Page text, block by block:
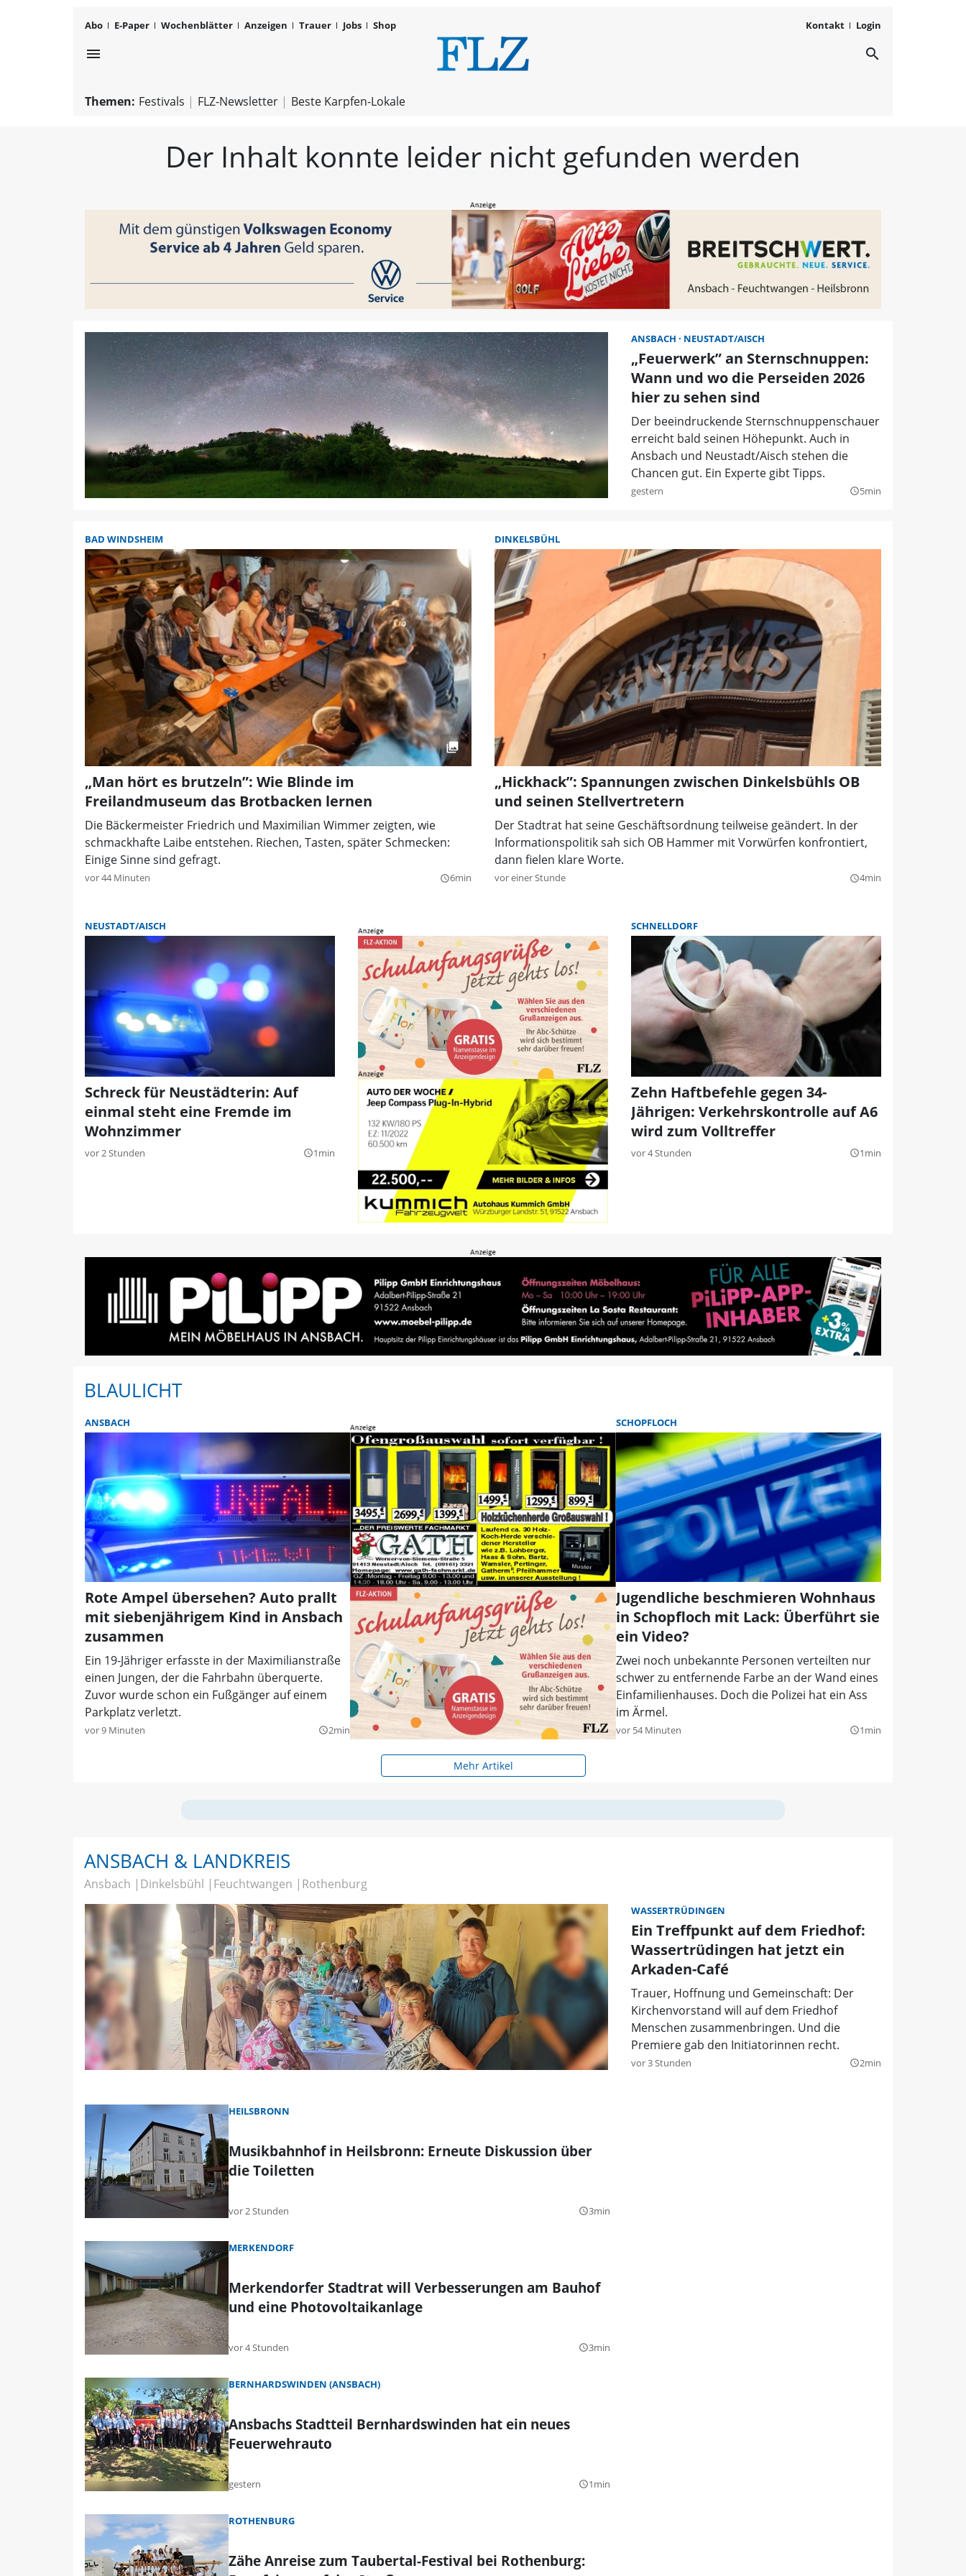
Abo E-Paper Wochenblätter Anzeigen Trauer Jobs Shop Kontakt Login
menu FLZ – Nachrichten aus search
Themen: Festivals FLZ-Newsletter Beste Karpfen-Lokale
Der Inhalt konnte leider nicht gefunden werden
ANSBACH NEUSTADT/AISCH
„Feuerwerk” an Sternschnuppen:
Wann und wo die Perseiden 2026
hier zu sehen sind
Der beeindruckende Sternschnuppenschauer
erreicht bald seinen Höhepunkt. Auch in
Ansbach und Neustadt/Aisch stehen die
Chancen gut. Ein Experte gibt Tipps.
gestern query_builder5min
BAD WINDSHEIM
„Man hört es brutzeln”: Wie Blinde im
Freilandmuseum das Brotbacken lernen
Die Bäckermeister Friedrich und Maximilian Wimmer zeigten, wie
schmackhafte Laibe entstehen. Riechen, Tasten, später Schmecken:
Einige Sinne sind gefragt.
vor 44 Minuten query_builder6min
DINKELSBÜHL
„Hickhack”: Spannungen zwischen Dinkelsbühls OB
und seinen Stellvertretern
Der Stadtrat hat seine Geschäftsordnung teilweise geändert. In der
Informationspolitik sah sich OB Hammer mit Vorwürfen konfrontiert,
dann fielen klare Worte.
vor einer Stunde query_builder4min
NEUSTADT/AISCH
Schreck für Neustädterin: Auf
einmal steht eine Fremde im
Wohnzimmer
vor 2 Stunden query_builder1min
SCHNELLDORF
Zehn Haftbefehle gegen 34-
Jährigen: Verkehrskontrolle auf A6
wird zum Volltreffer
vor 4 Stunden query_builder1min
BLAULICHT
ANSBACH
Rote Ampel übersehen? Auto prallt
mit siebenjährigem Kind in Ansbach
zusammen
Ein 19-Jähriger erfasste in der Maximilianstraße
einen Jungen, der die Fahrbahn überquerte.
Zuvor wurde schon ein Fußgänger auf einem
Parkplatz verletzt.
vor 9 Minuten query_builder2min
SCHOPFLOCH
Jugendliche beschmieren Wohnhaus
in Schopfloch mit Lack: Überführt sie
ein Video?
Zwei noch unbekannte Personen verteilten nur
schwer zu entfernende Farbe an der Wand eines
Einfamilienhauses. Doch die Polizei hat ein Ass
im Ärmel.
vor 54 Minuten query_builder1min
Mehr Artikel
ANSBACH & LANDKREIS
Ansbach Dinkelsbühl Feuchtwangen Rothenburg
WASSERTRÜDINGEN
Ein Treffpunkt auf dem Friedhof:
Wassertrüdingen hat jetzt ein
Arkaden-Café
Trauer, Hoffnung und Gemeinschaft: Der
Kirchenvorstand will auf dem Friedhof
Menschen zusammenbringen. Und die
Premiere gab den Initiatorinnen recht.
vor 3 Stunden query_builder2min
HEILSBRONN
Musikbahnhof in Heilsbronn: Erneute Diskussion über
die Toiletten
vor 2 Stunden query_builder3min
MERKENDORF
Merkendorfer Stadtrat will Verbesserungen am Bauhof
und eine Photovoltaikanlage
vor 4 Stunden query_builder3min
BERNHARDSWINDEN (ANSBACH)
Ansbachs Stadtteil Bernhardswinden hat ein neues
Feuerwehrauto
gestern query_builder1min
ROTHENBURG
Zähe Anreise zum Taubertal-Festival bei Rothenburg: